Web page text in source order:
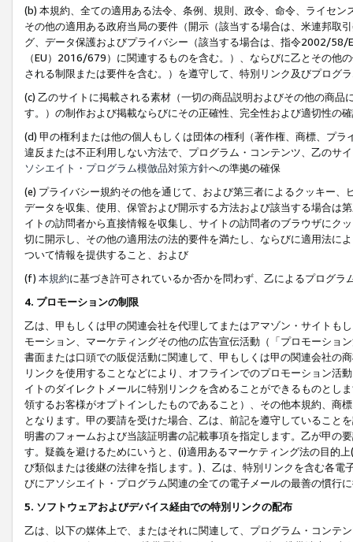
(b) 本規約、全ての適用ある法令、条例、規則、政令、命令、ライセ
その他の適用ある政府当局の要件（開示（該当する場合は、米連邦取
グ、データ保護およびプライバシー（該当する場合は、指令2002/58/
（EU）2016/679）に関連するものを含む。）、ならびに乙とその他
される制限または要件を含む。）を遵守して、特別リンク及びプログ
(c) 乙のサイトに掲載される素材（一切の商品説明およびその他の商
す。）の制作および掲載ならびにその正確性、完全性および適切性の
(d) 甲の権利または他の個人もしくは団体の権利（著作権、商標、プ
違反または不正利用しない方法で、プログラム・コンテンツ、乙のサ
ソシエイト・プログラム模倣品対策方針への準拠の確保
(e) プライバシー規約その他を通じて、および第三者によるクッキー
データを収集、使用、保管および開示する方法および該当する場合は
イトの訪問者から直接情報を収集し、サイトの訪問者のブラウザにク
切に開示し、その他の適用法の法的要件を満たし、ならびに適用法に
ついて情報を提供すること、および
(f) 本規約に基づき許可されているか否かを問わず、乙によるプログ
4. プロモーションの制限
乙は、甲もしくは甲の関連会社を代理してまたはアマゾン・サイトも
モーション、マーケティングその他の広告宣伝活動（「プロモーショ
書面または口頭での販促活動に関連して、甲もしくは甲の関連会社の
リンクを使用することなどにより、オフラインでのプロモーション活
イトのダイレクトメールに特別リンクを含めることができるものとし
領するお客様がオプトインしたものであること）、その他本規約、商
となります。甲の要請を受けた場合、乙は、前記を遵守していること
明書のフォームおよび当該証明書の記載事項を指定します。乙が甲の
す。疑義を避けるためにいうと、(i)適用あるマーケティング法の目的
び類似または後継の法律を指します。)、乙は、特別リンクを含む各
びにアソシエイト・プログラム関連の全ての電子メールの最善の慣行
5. ソフトウェアおよびデバイス経由での特別リンクの配布
乙は、以下の媒体上で、またはそれに関連して、プログラム・コンテ